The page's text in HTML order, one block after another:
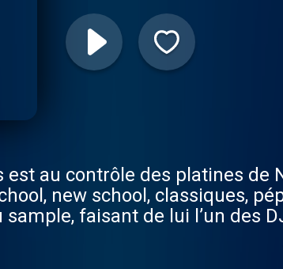
est au contrôle des platines de
new school, classiques,
faisant de lui l’un des
personnalités pour